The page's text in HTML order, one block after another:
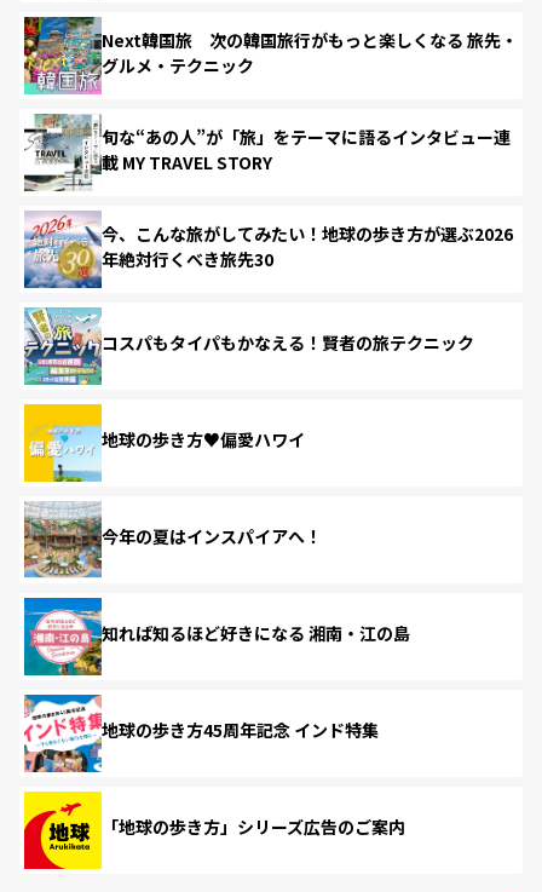
Next韓国旅 次の韓国旅行がもっと楽しくなる 旅先・
グルメ・テクニック
旬な“あの人”が「旅」をテーマに語るインタビュー連
載 MY TRAVEL STORY
今、こんな旅がしてみたい！地球の歩き方が選ぶ2026
年絶対行くべき旅先30
コスパもタイパもかなえる！賢者の旅テクニック
地球の歩き方♥偏愛ハワイ
今年の夏はインスパイアへ！
知れば知るほど好きになる 湘南・江の島
地球の歩き方45周年記念 インド特集
「地球の歩き方」シリーズ広告のご案内